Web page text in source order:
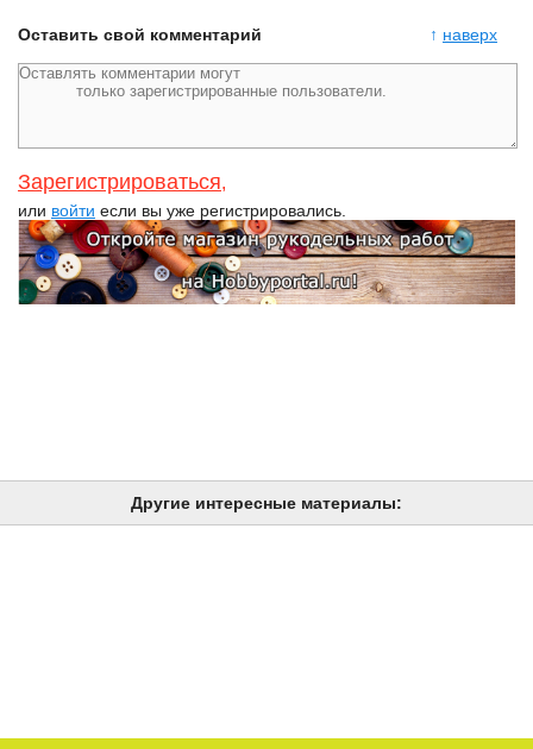
↑ наверх
Оставить свой комментарий
Зарегистрироваться,
или войти если вы уже регистрировались.
Другие интересные материалы: